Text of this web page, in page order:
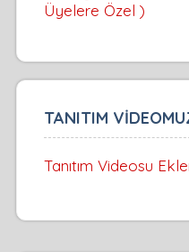
Üyelere Özel )
TANITIM
Tanıtım Videosu